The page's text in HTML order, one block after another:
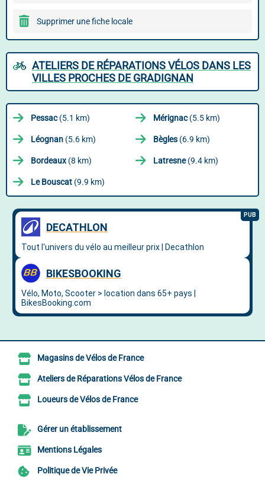
Supprimer une fiche locale
ATELIERS DE RÉPARATIONS VÉLOS DANS LES
VILLES PROCHES DE GRADIGNAN
Pessac(5.1 km) Mérignac(5.5 km)
Léognan (5.6 km) Bègles (6.9 km)
Bordeaux(8 km) Latresne(9.4 km)
Le Bouscat (9.9 km)
Magasins de Vélos de France
Ateliers de Réparations Vélos de France
Loueurs de Vélos de France
Gérer un établissement
Mentions Légales
Politique de Vie Privée